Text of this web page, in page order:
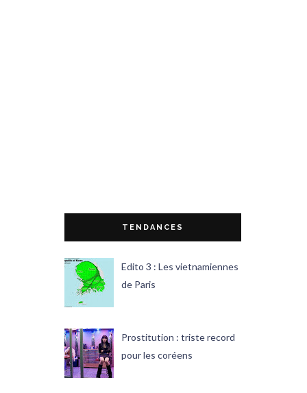
TENDANCES
Edito 3 : Les vietnamiennes
de Paris
Prostitution : triste record
pour les coréens